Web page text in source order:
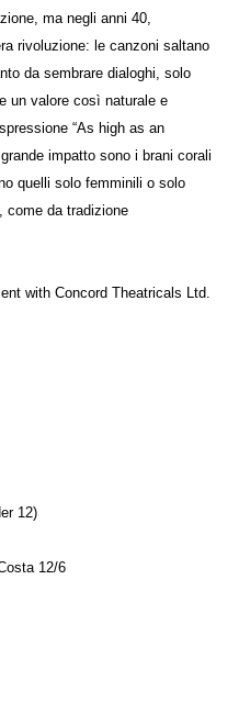
ma negli anni 40,
rivoluzione: le canzoni saltano
da sembrare dialoghi, solo
un valore così naturale e
“As high as an
impatto sono i brani corali
quelli solo femminili o solo
come da tradizione
with Concord Theatricals Ltd.
12)
12/6